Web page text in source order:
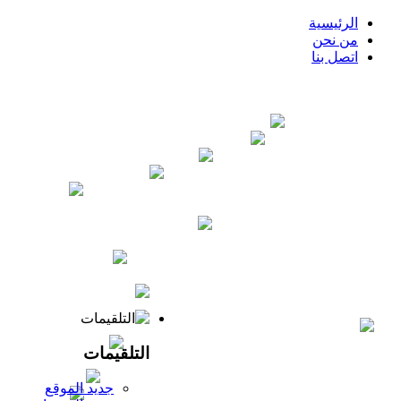
الرئيسية
من نحن
اتصل بنا
متعلم و همج رعاع - الشيخ خالد عبدالرحمن و الشيخ علي السالم
محاضرة بعنوان : قسوة القلب - للشيخين الفاضلين خالد
عبدالرحمن و محمد العنجري حفظهما الله
من السيرة النبوية ( من كتاب زاد المعاد لـ ابن القيم ) - المشايخ :
بعنوان: السعادة - لفضيلة الشيخ محمد العنجري
لقاء
التلقيمات
جديد الموقع